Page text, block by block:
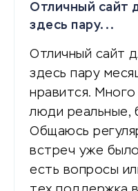
Отличный сайт
здесь пару...
Отличный сайт
здесь пару
нравится.
люди реальные,
Общаюсь
встреч уже
есть вопросы